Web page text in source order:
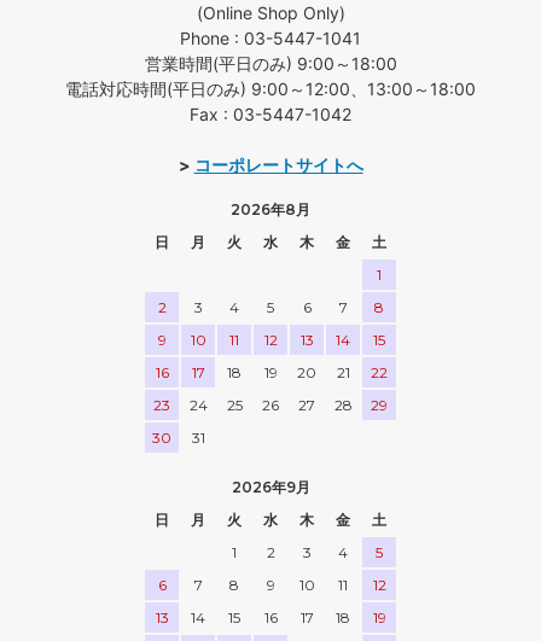
(Online Shop Only)
Phone : 03-5447-1041
営業時間(平日のみ) 9:00～18:00
電話対応時間(平日のみ) 9:00～12:00、13:00～18:00
Fax : 03-5447-1042
> コーポレートサイトへ
2026年8月
日
月 火 水 木 金
土
1
2
3 4 5 6 7
8
9
10 11 12 13 14
15
16
17 18 19 20 21
22
23
24 25 26 27 28
29
30
31
2026年9月
日
月 火 水 木 金
土
1
2 3 4
5
6
7 8 9 10 11
12
13
14 15 16 17 18
19